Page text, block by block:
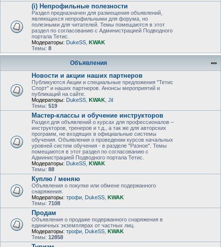
(i) Непрофильные полезности
Раздел предназначен для размещения объявлений,
являющихся непрофильными для форума, но
полезными для читателей. Темы помещаются в этот
раздел по согласованию с Администрацией Подводного
портала Тетис.
Модераторы: DukeSS KWAK
Темы: 8
Объявления
Новости и акции наших партнеров
Публикуются Акции и специальные предложения "Тетис
Спорт" и наших партнеров. Анонсы мероприятий и
публикаций на сайте.
Модераторы: DukeSS KWAK Jil
Темы: 519
Мастер-классы и обучение инструкторов
Раздел для объявлений о курсах для профессионалов –
инструкторов, тренеров и т.д., а так же для авторских
программ, не входящих в официальные системы
обучения. Объявления о проведении курсов начальных
уровней систем обучения - в разделе "Разное". Темы
помещаются в этот раздел по согласованию с
Администрацией Подводного портала Тетис.
Модераторы: DukeSS KWAK
Темы: 88
Куплю / меняю
Объявления о покупке или обмене подержанного
снаряжения.
Модераторы: трофи DukeSS KWAK
Темы: 7108
Продам
Объявления о продаже подержанного снаряжения в
единичных экземплярах от частных лиц.
Модераторы: трофи DukeSS KWAK
Темы: 12858